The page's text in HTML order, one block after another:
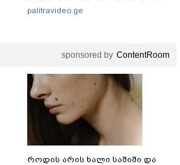
განწირული ვედრების ხმა
palitravideo.ge
sponsored by ContentRoom
როდის არის ხალი საშიში და